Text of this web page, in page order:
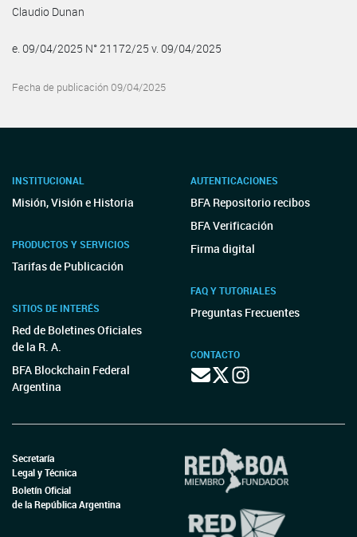
Claudio Dunan
e. 09/04/2025 N° 21172/25 v. 09/04/2025
Fecha de publicación 09/04/2025
INSTITUCIONAL
Misión, Visión e Historia
PRODUCTOS Y SERVICIOS
Tarifas de Publicación
SITIOS DE INTERÉS
Red de Boletines Oficiales
de la R. A.
BFA Blockchain Federal
Argentina
AUTENTICACIONES
BFA Repositorio recibos
BFA Verificación
Firma digital
FAQ Y TUTORIALES
Preguntas Frecuentes
CONTACTO
Secretaría
Legal y Técnica
Boletín Oficial
de la República Argentina